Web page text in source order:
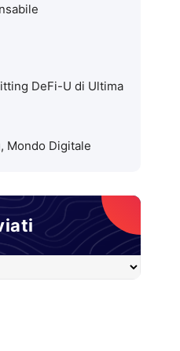
DeFi-U di Ultima
, Mondo Digitale